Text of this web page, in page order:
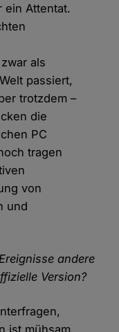
ein Attentat.
als
passiert,
trotzdem –
die
PC
tragen
von
und
andere
Version?
ist mühsam.